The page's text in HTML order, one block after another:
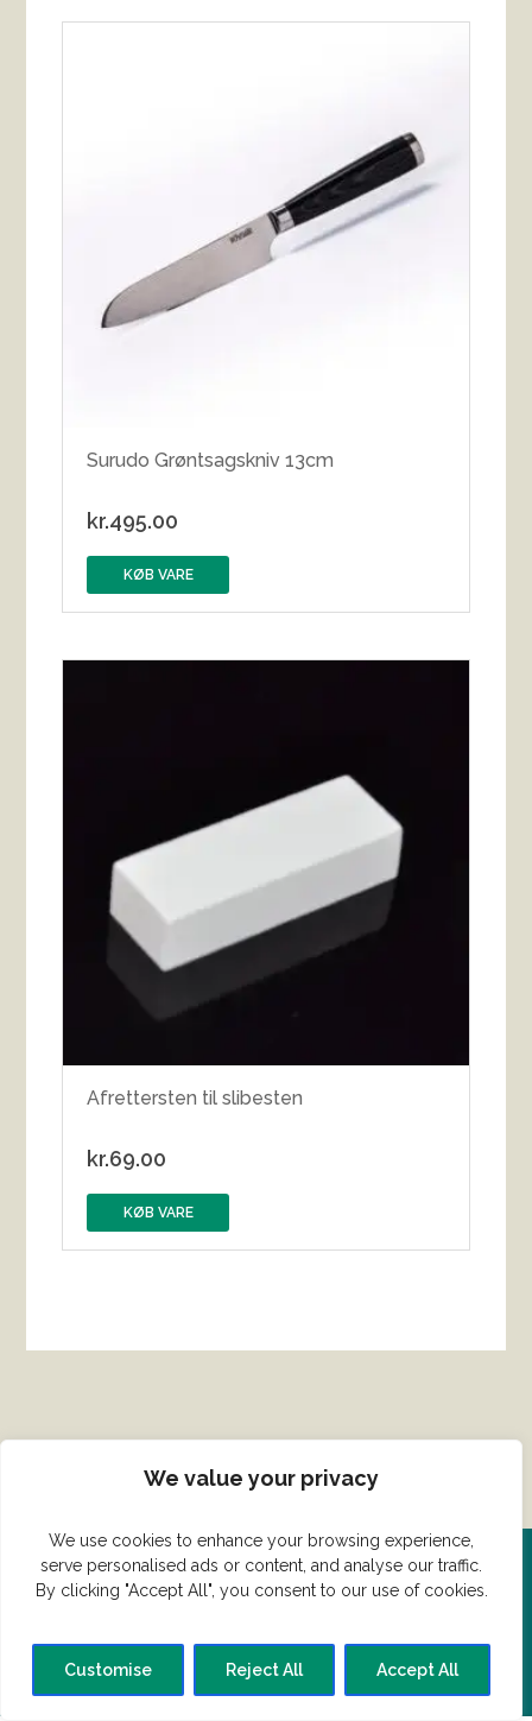
We value your privacy
We use cookies to enhance your browsing experience,
serve personalised ads or content, and analyse our traffic.
By clicking "Accept All", you consent to our use of cookies.
Customise Reject All Accept All
Surudo Grøntsagskniv 13cm
kr.495.00
KØB VARE
Afrettersten til slibesten
kr.69.00
KØB VARE
Del din ret her!
Har du en konge ret du vil dele?